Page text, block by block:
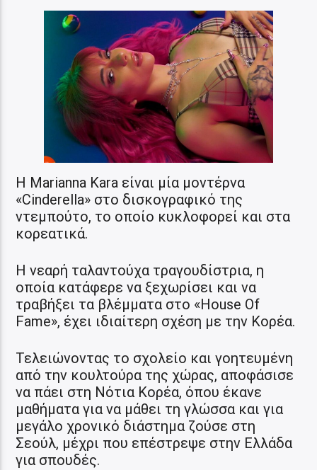
Η Marianna Kara είναι μία μοντέρνα
«Cinderella» στο δισκογραφικό της
ντεμπούτο, το οποίο κυκλοφορεί και στα
κορεατικά.
Η νεαρή ταλαντούχα τραγουδίστρια, η
οποία κατάφερε να ξεχωρίσει και να
τραβήξει τα βλέμματα στο «House Of
Fame», έχει ιδιαίτερη σχέση με την Κορέα.
Τελειώνοντας το σχολείο και γοητευμένη
από την κουλτούρα της χώρας, αποφάσισε
να πάει στη Νότια Κορέα, όπου έκανε
μαθήματα για να μάθει τη γλώσσα και για
μεγάλο χρονικό διάστημα ζούσε στη
Σεούλ, μέχρι που επέστρεψε στην Ελλάδα
για σπουδές.